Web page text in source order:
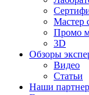
Мастер
Промо
3D
Обзоры
Видео
Статьи
Наши